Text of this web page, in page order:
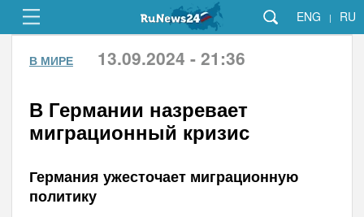
ENG | RU
В МИРЕ 13.09.2024 - 21:36
В Германии назревает
миграционный кризис
Германия ужесточает миграционную
политику